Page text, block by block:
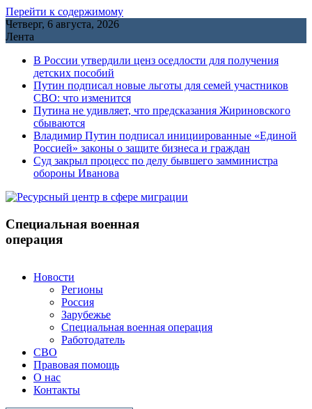
Перейти к содержимому
Четверг, 6 августа, 2026
Лента
В России утвердили ценз оседлости для получения
детских пособий
Путин подписал новые льготы для семей участников
СВО: что изменится
Путина не удивляет, что предсказания Жириновского
сбываются
Владимир Путин подписал инициированные «Единой
Россией» законы о защите бизнеса и граждан
Cуд закрыл процесс по делу бывшего замминистра
обороны Иванова
Специальная военная
операция
Новости
Регионы
Россия
Зарубежье
Специальная военная операция
Работодатель
СВО
Правовая помощь
О нас
Контакты